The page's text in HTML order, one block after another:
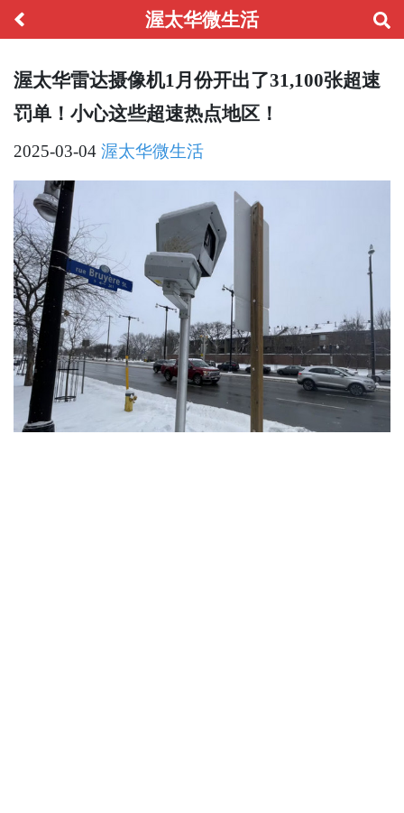
渥太华微生活
渥太华雷达摄像机1月份开出了31,100张超速
罚单！小心这些超速热点地区！
2025-03-04 渥太华微生活